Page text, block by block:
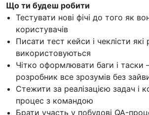
Що ти будеш робити
Тестувати нові фічі до того як
користувачів
Писати тест кейси і чеклісти які
використовуються
Чітко оформлювати баги і
розробник все зрозумів без
Стежити за реалізацією задач і
процес з командою
Брати участь у побудові QA-